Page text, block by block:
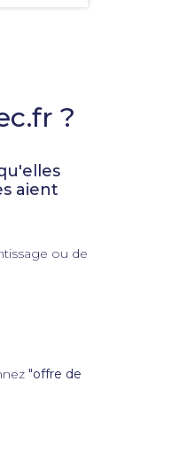
?
aient
ou de
"offre de